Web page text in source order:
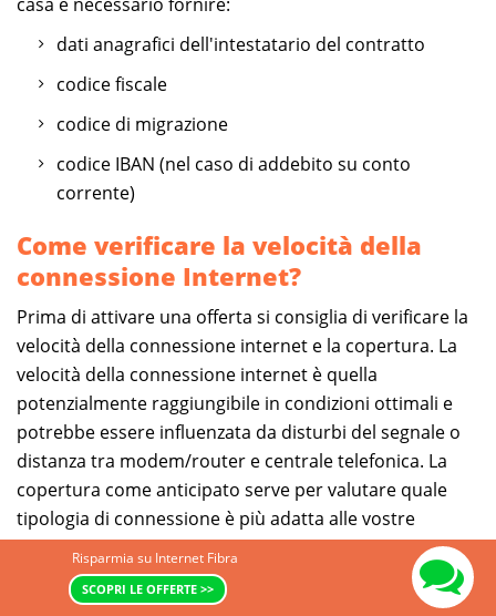
dati anagrafici dell'intestatario del contratto
codice fiscale
codice di migrazione
codice IBAN (nel caso di addebito su conto
corrente)
Come verificare la velocità della
connessione Internet?
Prima di attivare una offerta si consiglia di verificare la
velocità della connessione internet e la copertura. La
velocità della connessione internet è quella
potenzialmente raggiungibile in condizioni ottimali e
potrebbe essere influenzata da disturbi del segnale o
distanza tra modem/router e centrale telefonica. La
copertura come anticipato serve per valutare quale
tipologia di connessione è più adatta alle vostre
esigenze e evitare spiacevoli inconvenienti dovuti
all'assenza di Fibra o ADSL. Comparasemplice.it mette
gratuitamente a disposizione un servizio di
internet
Risparmia su Internet Fibra
SCOPRI LE OFFERTE >>